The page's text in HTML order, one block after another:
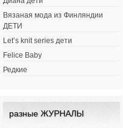
Вязаная мода из Финляндии
ДЕТИ
Let’s knit series дети
Felice Baby
Редкие
разные ЖУРНАЛЫ